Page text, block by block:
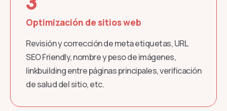
Optimización de sitios web
Revisión y corrección de meta etiquetas, URL
SEO Friendly, nombre y peso de imágenes,
linkbuilding entre páginas principales, verificación
de salud del sitio, etc.